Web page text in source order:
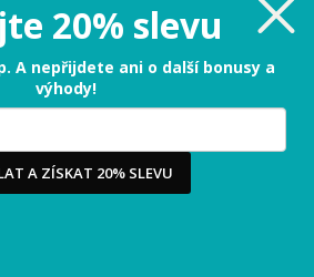
Milujeme cookies!
abychom vám nabídli ten nejlepší
souhlasíte s cookies, souhlasíte s tím, že
tou nejlepší verzí naší stránky.
...
20% slevu
A nepřijdete ani o další bonusy a
výhody!
A ZÍSKAT 20% SLEVU